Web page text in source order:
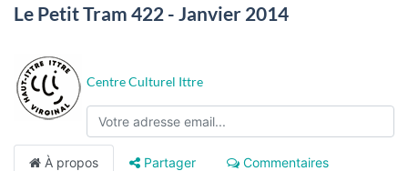
Le Petit Tram 422 - Janvier 2014
Centre Culturel Ittre
À propos Partager Commentaires